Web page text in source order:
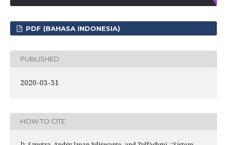
PDF (BAHASA INDONESIA)
PUBLISHED
2020-03-31
HOW TO CITE